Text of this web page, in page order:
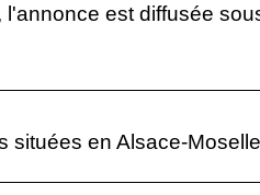
est diffusée
situées en Alsace-